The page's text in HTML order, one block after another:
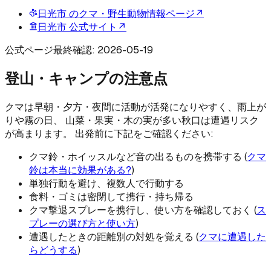
日光市のクマ・野生動物情報ページ↗
日光市公式サイト ↗
公式ページ最終確認: 2026-05-19
登山・キャンプの注意点
クマは早朝・夕方・夜間に活動が活発になりやすく、雨上が
りや霧の日、 山菜・果実・木の実が多い秋口は遭遇リスク
が高まります。 出発前に下記をご確認ください:
クマ鈴・ホイッスルなど音の出るものを携帯する (クマ
鈴は本当に効果がある?)
単独行動を避け、複数人で行動する
食料・ゴミは密閉して携行・持ち帰る
クマ撃退スプレーを携行し、使い方を確認しておく (ス
プレーの選び方と使い方)
遭遇したときの距離別の対処を覚える (クマに遭遇した
らどうする)